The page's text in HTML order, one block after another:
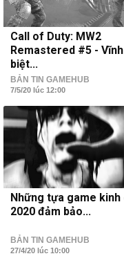
Call of Duty: MW2
Remastered #5 - Vĩnh
biệt...
BẢN TIN GAMEHUB
7/5/20 lúc 12:00
Những tựa game kinh
2020 đảm bảo...
BẢN TIN GAMEHUB
27/4/20 lúc 10:00